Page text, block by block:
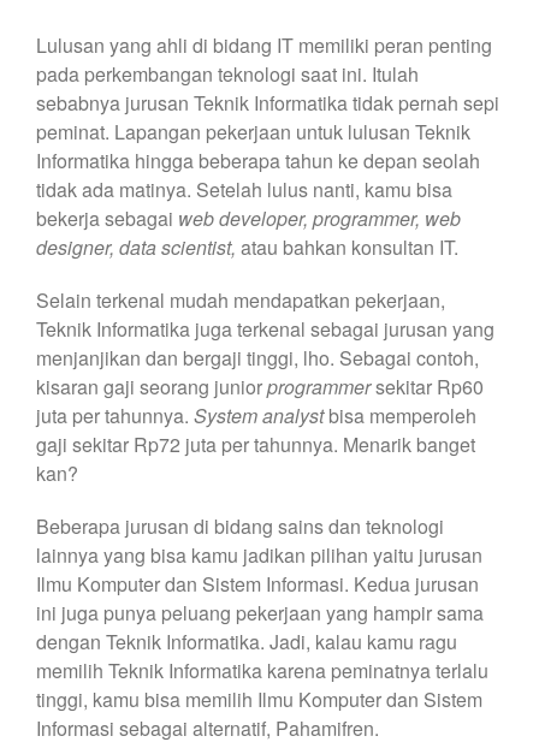
Lulusan yang ahli di bidang IT memiliki peran penting
pada perkembangan teknologi saat ini. Itulah
sebabnya jurusan Teknik Informatika tidak pernah sepi
peminat. Lapangan pekerjaan untuk lulusan Teknik
Informatika hingga beberapa tahun ke depan seolah
tidak ada matinya. Setelah lulus nanti, kamu bisa
bekerja sebagai web developer, programmer, web
designer, data scientist, atau bahkan konsultan IT.
Selain terkenal mudah mendapatkan pekerjaan,
Teknik Informatika juga terkenal sebagai jurusan yang
menjanjikan dan bergaji tinggi, lho. Sebagai contoh,
kisaran gaji seorang juniorprogrammersekitar Rp60
juta per tahunnya. System analystbisa memperoleh
gaji sekitar Rp72 juta per tahunnya. Menarik banget
kan?
Beberapa jurusan di bidang sains dan teknologi
lainnya yang bisa kamu jadikan pilihan yaitu jurusan
Ilmu Komputer dan Sistem Informasi. Kedua jurusan
ini juga punya peluang pekerjaan yang hampir sama
dengan Teknik Informatika. Jadi, kalau kamu ragu
memilih Teknik Informatika karena peminatnya terlalu
tinggi, kamu bisa memilih Ilmu Komputer dan Sistem
Informasi sebagai alternatif, Pahamifren.